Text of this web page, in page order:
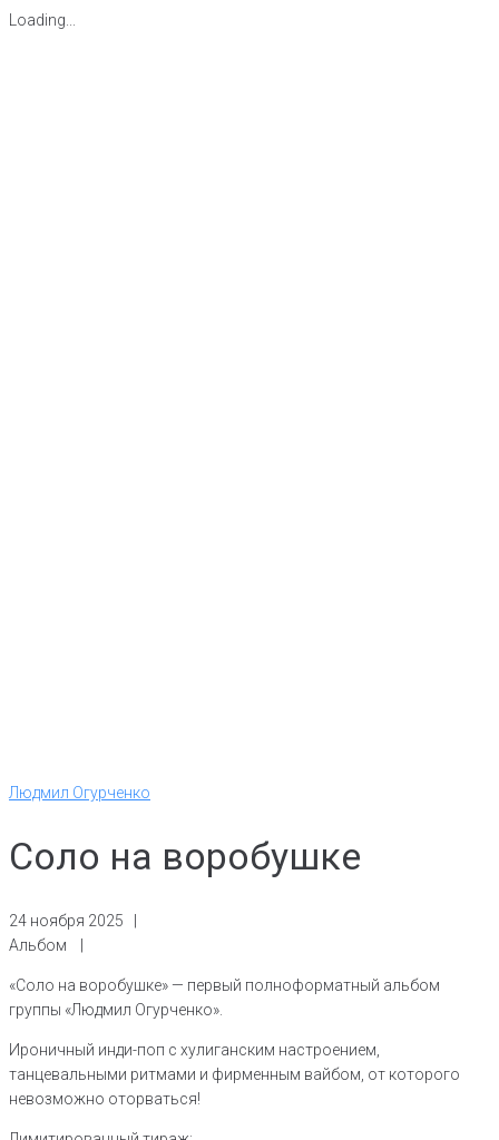
Loading...
Людмил Огурченко
Соло на воробушке
24 ноября 2025 |
Альбом
«Соло на воробушке» — первый полноформатный альбом
группы «Людмил Огурченко».
Ироничный инди-поп с хулиганским настроением,
танцевальными ритмами и фирменным вайбом, от которого
невозможно оторваться!